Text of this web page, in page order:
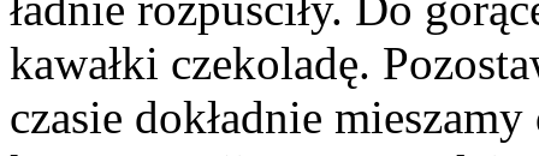
kawałki czekoladę.
czasie dokładnie